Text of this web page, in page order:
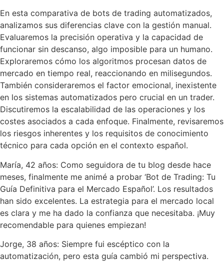
En esta comparativa de bots de trading automatizados,
analizamos sus diferencias clave con la gestión manual.
Evaluaremos la precisión operativa y la capacidad de
funcionar sin descanso, algo imposible para un humano.
Exploraremos cómo los algoritmos procesan datos de
mercado en tiempo real, reaccionando en milisegundos.
También consideraremos el factor emocional, inexistente
en los sistemas automatizados pero crucial en un trader.
Discutiremos la escalabilidad de las operaciones y los
costes asociados a cada enfoque. Finalmente, revisaremos
los riesgos inherentes y los requisitos de conocimiento
técnico para cada opción en el contexto español.
María, 42 años: Como seguidora de tu blog desde hace
meses, finalmente me animé a probar ‘Bot de Trading: Tu
Guía Definitiva para el Mercado Español’. Los resultados
han sido excelentes. La estrategia para el mercado local
es clara y me ha dado la confianza que necesitaba. ¡Muy
recomendable para quienes empiezan!
Jorge, 38 años: Siempre fui escéptico con la
automatización, pero esta guía cambió mi perspectiva.